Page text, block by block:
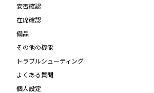
安否確認
在席確認
備品
その他の機能
トラブルシューティング
よくある質問
個人設定